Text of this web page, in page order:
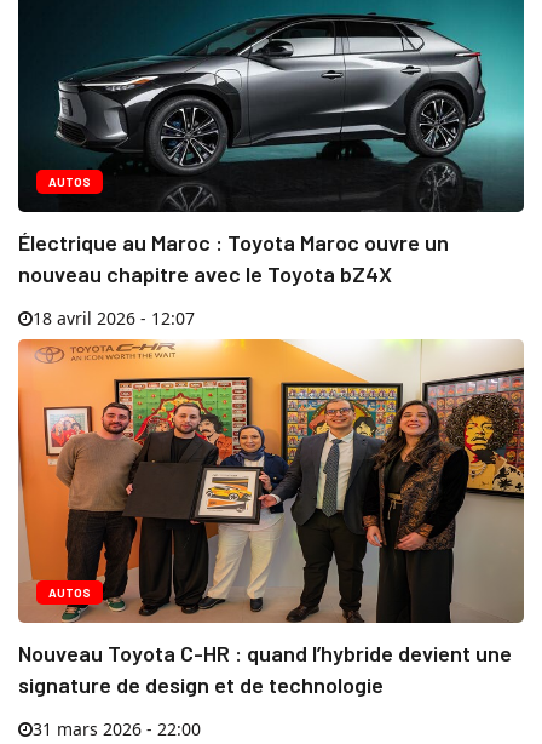
AUTOS
Électrique au Maroc : Toyota Maroc ouvre un
nouveau chapitre avec le Toyota bZ4X
18 avril 2026 - 12:07
AUTOS
Nouveau Toyota C-HR : quand l’hybride devient une
signature de design et de technologie
31 mars 2026 - 22:00